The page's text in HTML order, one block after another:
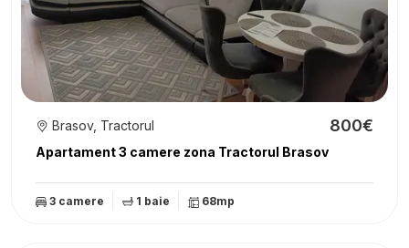
Apartament 3 camere zona Tractorul Brasov
Brasov, Tractorul 800€
3 camere 1 baie 68mp